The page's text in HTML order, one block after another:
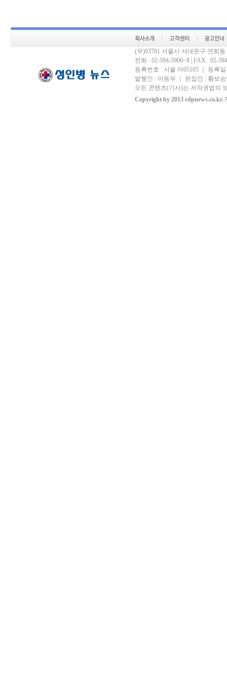
(우)03781 서울시 서대문구 연희
전화 : 02-594-5906~8 | FAX : 02-
등록번호 : 서울 아05105 ｜ 등록
발행인 : 이동우 ｜ 편집인 : 황보
모든 콘텐츠(기사)는 저작권법의
Copyright by 2013 cdpnews.co.kr.